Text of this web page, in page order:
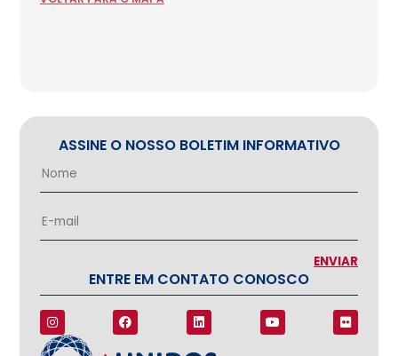
ASSINE O NOSSO BOLETIM INFORMATIVO
ENTRE EM CONTATO CONOSCO